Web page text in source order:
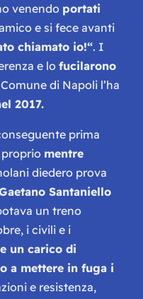
venendo portati
e si fece avanti
chiamato io!“. I
e lo fucilarono
di Napoli l’ha
2017.
prima
proprio mentre
diedero prova
Santaniello
un treno
i civili e i
un carico di
a mettere in fuga i
e resistenza,